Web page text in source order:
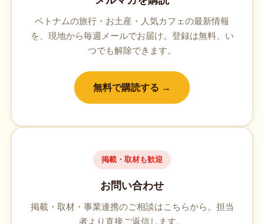
ベトナムの旅行・お土産・人気カフェの最新情報
を、現地から毎週メールでお届け。登録は無料、い
つでも解除できます。
無料で購読する →
掲載・取材も歓迎
お問い合わせ
掲載・取材・事業連携のご相談はこちらから。担当
者より直接ご返信します。